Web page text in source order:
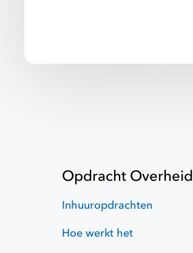
Opdracht Overheid
Inhuuropdrachten
Hoe werkt het